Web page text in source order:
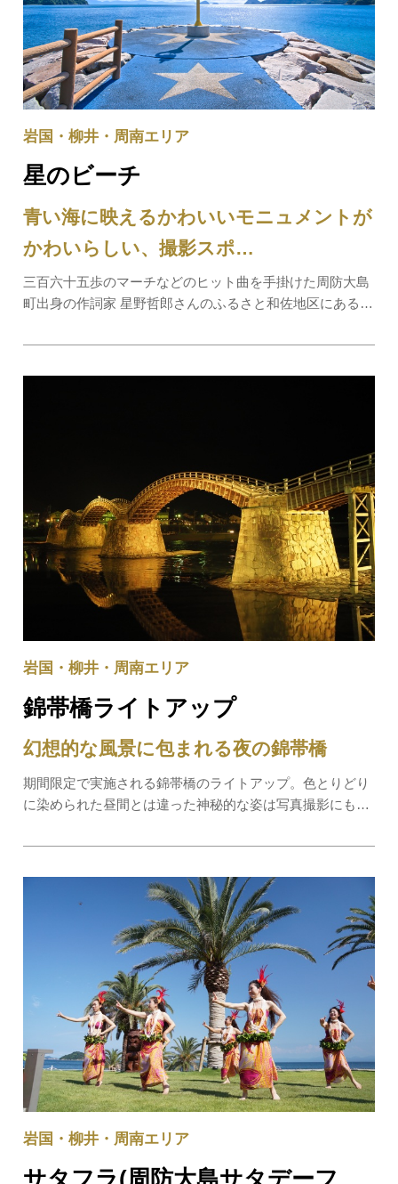
星のビーチ
青い海に映えるかわいいモニュメントが
かわいらしい、撮影スポ…
三百六十五歩のマーチなどのヒット曲を手掛けた周防大島
町出身の作詞家 星野哲郎さんのふるさと和佐地区にあるビ
トリーに並び、その先に星がデザインされた風向計のモニ
岩国・柳井・周南エリア
錦帯橋ライトアップ
幻想的な風景に包まれる夜の錦帯橋
期間限定で実施される錦帯橋のライトアップ。色とりどり
に染められた昼間とは違った神秘的な姿は写真撮影にもお
め、訪れるたびに違った雰囲気に。風情漂う夜の錦帯橋を
岩国・柳井・周南エリア
サタフラ(周防大島サタデーフ
岩国・柳井・周南エリア